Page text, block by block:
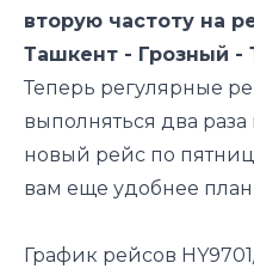
вторую частоту на
Ташкент - Грозный -
Теперь регулярные
выполняться два
новый рейс по
вам еще удобнее
График рейсов